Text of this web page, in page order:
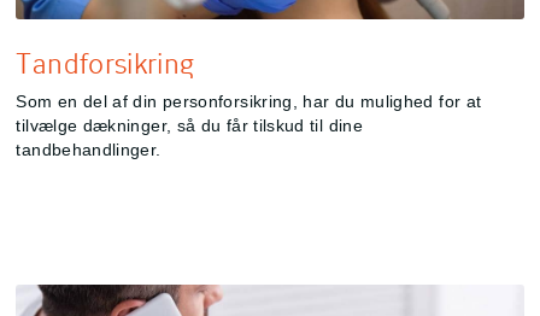
Tandforsikring
Som en del af din personforsikring, har du mulighed for at
tilvælge dækninger, så du får tilskud til dine
tandbehandlinger.